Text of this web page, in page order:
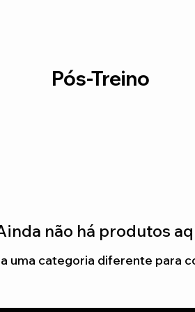
Pós-Treino
não há produtos
uma categoria diferente para